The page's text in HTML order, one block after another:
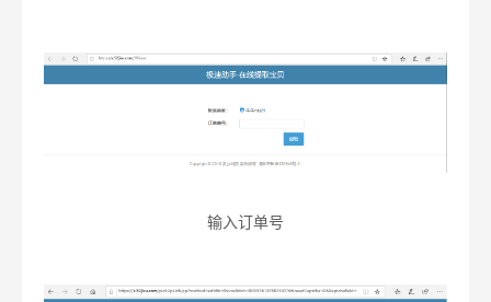
输入订单号